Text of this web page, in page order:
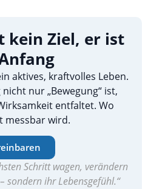
kein Ziel, er ist
aktives, kraftvolles Leben.
nur „Bewegung“ ist,
entfaltet. Wo
messbar wird.
Schritt wagen, verändern
sondern ihr Lebensgefühl.“